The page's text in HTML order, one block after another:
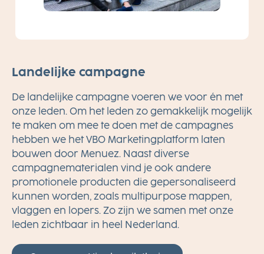
Landelijke campagne
De landelijke campagne voeren we voor én met
onze leden. Om het leden zo gemakkelijk mogelijk
te maken om mee te doen met de campagnes
hebben we het VBO Marketingplatform laten
bouwen door Menuez. Naast diverse
campagnematerialen vind je ook andere
promotionele producten die gepersonaliseerd
kunnen worden, zoals multipurpose mappen,
vlaggen en lopers. Zo zijn we samen met onze
leden zichtbaar in heel Nederland.